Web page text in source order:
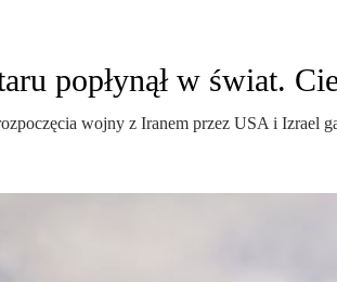
popłynął w świat.
wojny z Iranem przez USA i Izrael